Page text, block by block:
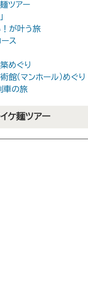
ツアー
！が叶う旅
ス
めぐり
（マンホール）めぐり
車の旅
ケ麺ツアー